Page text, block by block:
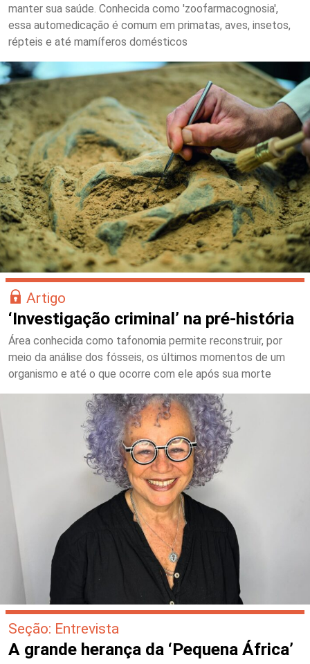
manter sua saúde. Conhecida como 'zoofarmacognosia',
essa automedicação é comum em primatas, aves, insetos,
répteis e até mamíferos domésticos
Artigo
‘Investigação criminal’ na pré-história
Área conhecida como tafonomia permite reconstruir, por
meio da análise dos fósseis, os últimos momentos de um
organismo e até o que ocorre com ele após sua morte
Seção: Entrevista
A grande herança da ‘Pequena África’